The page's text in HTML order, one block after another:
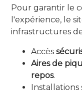
Pour garantir le
l'expérience, le
infrastructures
Accès
Aires de
repos.
Installations